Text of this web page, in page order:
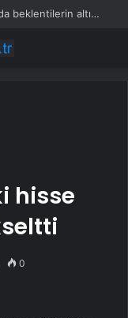
ABD’nin enflasyon göstergesi haziranda beklentilerin altında arttı
hisse
0